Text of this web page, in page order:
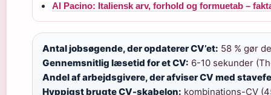
Al Pacino: Italiensk arv, forhold og formuetab –
Antal jobsøgende, der opdaterer CV’et: 58 % gør
Gennemsnitlig læsetid for et CV: 6-10 sekunder
Andel af arbejdsgivere, der afviser CV med
Hyppigst brugte CV-skabelon: kombinations-CV